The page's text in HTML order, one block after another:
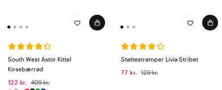
South West Astor Kittel
Kirsebærrød
122 kr.
409 kr.
Støttestrømper Livia Stribet
77 kr.
129 kr.